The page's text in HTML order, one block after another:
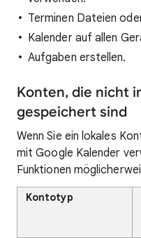
Terminen Dateien
Kalender auf allen
Aufgaben erstellen.
Konten, die nicht
gespeichert sind
Wenn Sie ein lokales
mit Google Kalender
Funktionen
Kontotyp